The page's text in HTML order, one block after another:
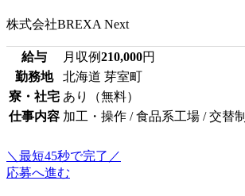
株式会社BREXA Next
給与 月収例210,000円
勤務地
北海道 芽室町
寮・社宅 あり（無料）
仕事内容 加工・操作 / 食品系工場 / 交替制
＼最短45秒で完了／
応募へ進む